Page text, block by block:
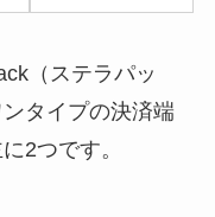
（ステラパッ
タイプの決済端
2つです。